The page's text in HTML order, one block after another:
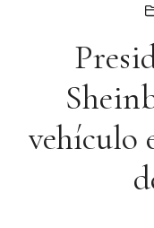
vehículo